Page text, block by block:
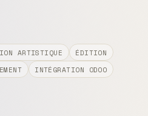
ARTISTIQUE
ÉDITION
INTÉGRATION ODOO